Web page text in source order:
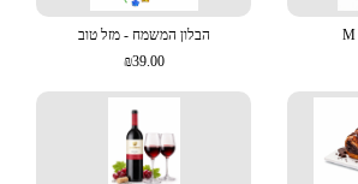
הבלון המשמח - מזל טוב
₪39.00